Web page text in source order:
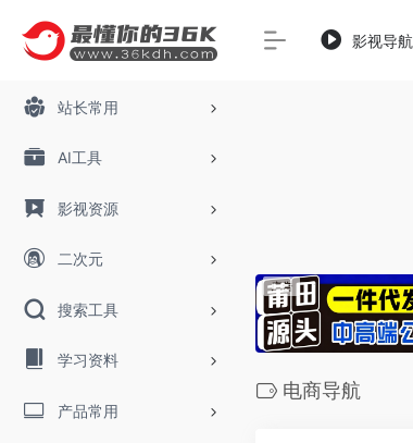
站长常用
AI工具
影视资源
二次元
搜索工具
学习资料
产品常用
影视导航
电商导航